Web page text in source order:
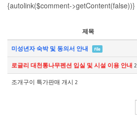
{autolink($comment->getContent(false))}
제목
미성년자 숙박 및 동의서 안내 File
로글리 대천통나무펜션 입실 및 시설 이용 안내 2
조개구이 특가판매 개시 2